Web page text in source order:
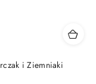
i Ziemniaki